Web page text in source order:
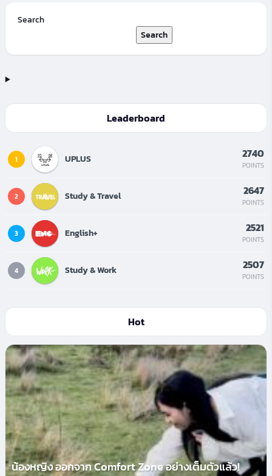
Search
Search
Leaderboard
1 UPLUS 2740
POINTS
2 Study & Travel 2647
POINTS
3 English+ 2521
POINTS
4 Study & Work 2507
POINTS
Hot
น้องหญิง ออกจาก Comfort Zone อย่างเต็มตัวแล้ว!